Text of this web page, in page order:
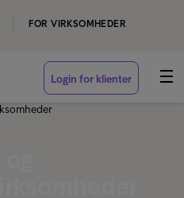
FOR VIRKSOMHEDER
Login for klienter